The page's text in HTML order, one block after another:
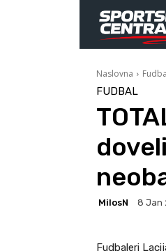
Naslovna
FUDBAL
MilosN 8 Jan
Fudbaleri